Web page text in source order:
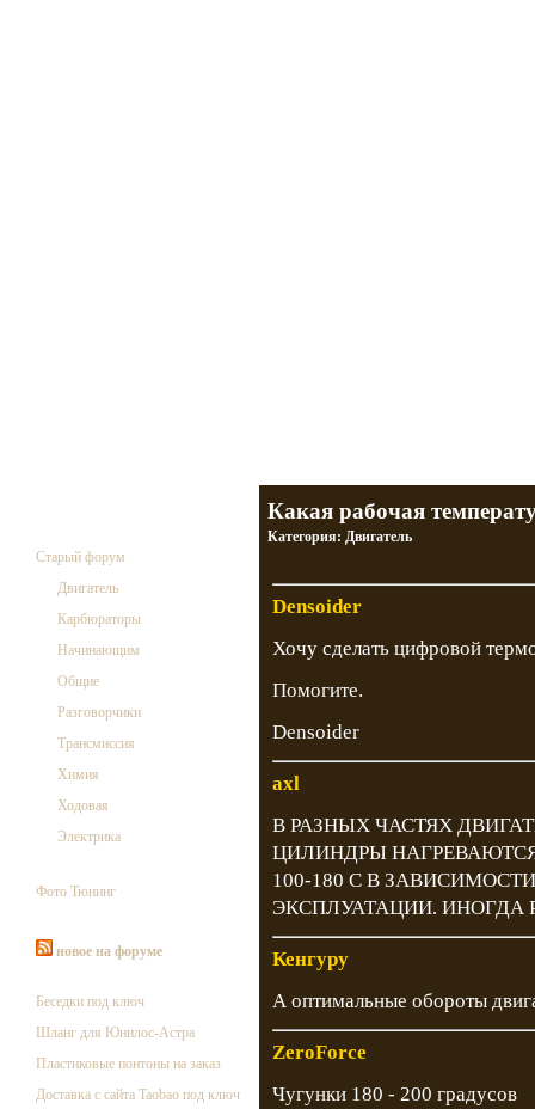
Старый форум
Двигатель
Карбюраторы
Начинающим
Общие
Разговорчики
Трансмиссия
Химия
Ходовая
Электрика
Фото Тюнинг
новое на форуме
Беседки под ключ
Шланг для Юнилос-Астра
Пластиковые понтоны на заказ
Доставка с сайта Taobao под ключ
Какая рабочая
Категория: Двигатель
Densoider
Хочу сделать цифровой
Помогите.
Densoider
axl
В РАЗНЫХ ЧАСТЯХ
ЦИЛИНДРЫ
100-180 С В
ЭКСПЛУАТАЦИИ. ИНОГДА
Кенгуру
А оптимальные обороты
ZeroForce
Чугунки 180 - 200 градусов